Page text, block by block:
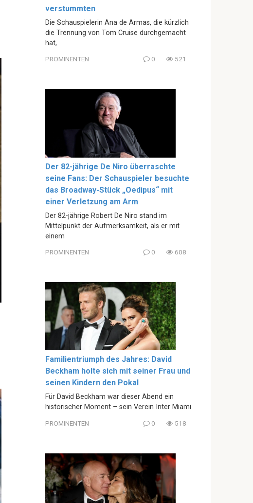
verstummten
Die Schauspielerin Ana de Armas, die kürzlich
die Trennung von Tom Cruise durchgemacht
hat,
PROMINENTEN 0 521
Der 82-jährige De Niro überraschte
seine Fans: Der Schauspieler besuchte
das Broadway-Stück „Oedipus“ mit
einer Verletzung am Arm
Der 82-jährige Robert De Niro stand im
Mittelpunkt der Aufmerksamkeit, als er mit
einem
PROMINENTEN 0 608
Familientriumph des Jahres: David
Beckham holte sich mit seiner Frau und
seinen Kindern den Pokal
Für David Beckham war dieser Abend ein
historischer Moment – sein Verein Inter Miami
PROMINENTEN 0 518